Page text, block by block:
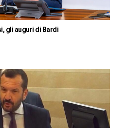
gli auguri di Bardi